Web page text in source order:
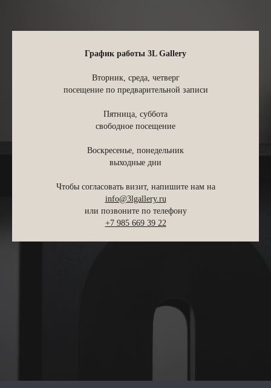
График работы 3L Gallery
Вторник, среда, четверг
посещение по предварительной записи
Пятница, суббота
свободное посещение
Воскресенье, понедельник
выходные дни
Чтобы согласовать визит, напишите нам на
info@3lgallery.ru
или позвоните по телефону
+7 985 669 39 22
MUSE xМарина Бессонова